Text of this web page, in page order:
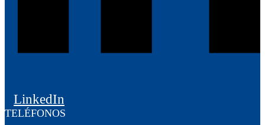
LinkedIn
TELÉFONOS